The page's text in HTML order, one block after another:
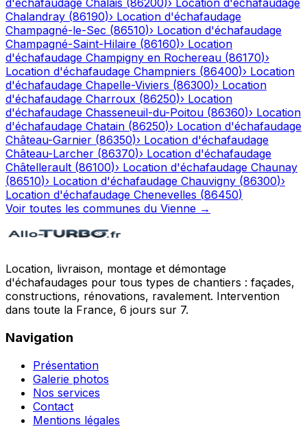
d'échafaudage Chalais (86200)› Location d'échafaudage
Chalandray (86190)› Location d'échafaudage
Champagné-le-Sec (86510)› Location d'échafaudage
Champagné-Saint-Hilaire (86160)› Location
d'échafaudage Champigny en Rochereau (86170)›
Location d'échafaudage Champniers (86400)› Location
d'échafaudage Chapelle-Viviers (86300)› Location
d'échafaudage Charroux (86250)› Location
d'échafaudage Chasseneuil-du-Poitou (86360)› Location
d'échafaudage Chatain (86250)› Location d'échafaudage
Château-Garnier (86350)› Location d'échafaudage
Château-Larcher (86370)› Location d'échafaudage
Châtellerault (86100)› Location d'échafaudage Chaunay
(86510)› Location d'échafaudage Chauvigny (86300)›
Location d'échafaudage Chenevelles (86450)
Voir toutes les communes du Vienne →
Location, livraison, montage et démontage
d'échafaudages pour tous types de chantiers : façades,
constructions, rénovations, ravalement. Intervention
dans toute la France, 6 jours sur 7.
Navigation
Présentation
Galerie photos
Nos services
Contact
Mentions légales